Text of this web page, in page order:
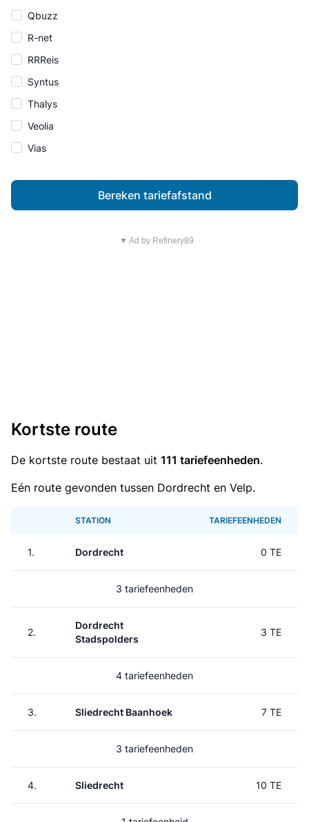
Qbuzz
R-net
RRReis
Syntus
Thalys
Veolia
Vias
Bereken tariefafstand
▼ Ad by Refinery89
Kortste route
De kortste route bestaat uit 111 tariefeenheden.
Eén route gevonden tussen Dordrecht en Velp.
STATION TARIEFEENHEDEN
1. Dordrecht 0 TE
3 tariefeenheden
2.
Dordrecht
Stadspolders
3 TE
4 tariefeenheden
3. Sliedrecht Baanhoek 7 TE
3 tariefeenheden
4. Sliedrecht 10 TE